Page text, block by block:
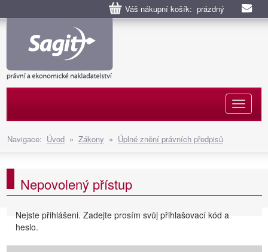
Váš nákupní košík: prázdný
Navigace: Úvod » Zákony » Úplné znění právních předpisů
Nepovolený přístup
Nejste přihlášeni. Zadejte prosím svůj přihlašovací kód a
heslo.